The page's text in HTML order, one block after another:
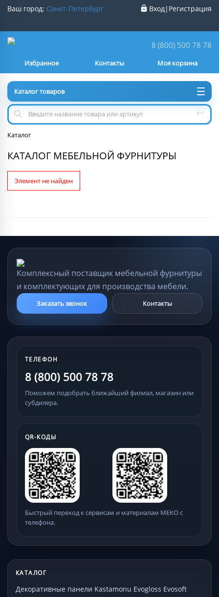
Ваш город: Санкт-Петербург
Нет
Вход| Регистрация
8 (800) 500 78 78
Контакты
Избранное Моя корзина
Каталог товаров
Каталог
КАТАЛОГ МЕБЕЛЬНОЙ ФУРНИТУРЫ
Элемент не найден
Комплексный поставщик мебельной фурнитуры
и комплектующих для производства мебели.
Заказать звонок Контакты
ТЕЛЕФОН
8 (800) 500 78 78
Поможем подобрать ближайший филиал, магазин или
субдилера.
QR-КОДЫ
Быстрый переход к сервисам и материалам МЕКО с
телефона.
КАТАЛОГ
Декоративные панели Kastamonu Evogloss Evosoft